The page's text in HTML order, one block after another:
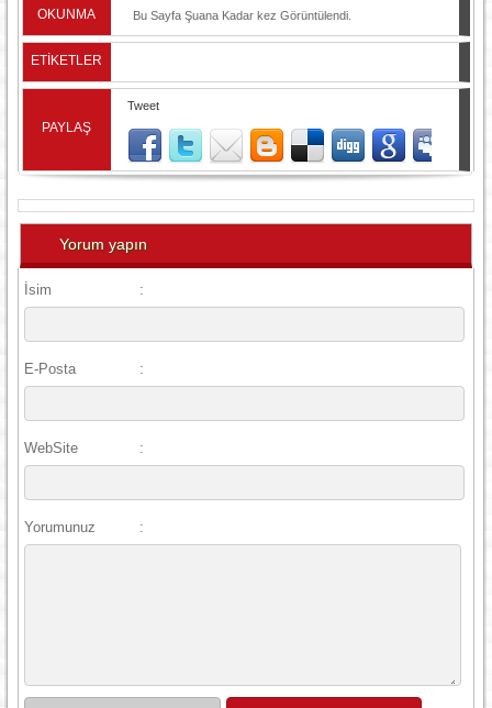
OKUNMA Bu Sayfa Şuana Kadar kez Görüntülendi.
ETİKETLER
PAYLAŞ
Tweet
Yorum yapın
İsim :
E-Posta :
WebSite :
Yorumunuz :